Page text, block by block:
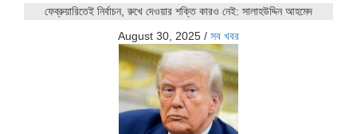
ফেব্রুয়ারিতেই নির্বাচন, রুখে দেওয়ার শক্তি কারও নেই: সালাহউদ্দিন আহমেদ
August 30, 2025 / সব খবর